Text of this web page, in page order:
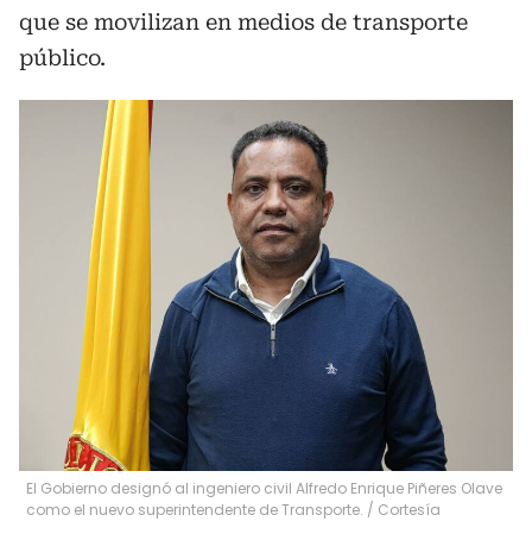
que se movilizan en medios de transporte
público.
El Gobierno designó al ingeniero civil Alfredo Enrique Piñeres Olave
como el nuevo superintendente de Transporte. / Cortesía